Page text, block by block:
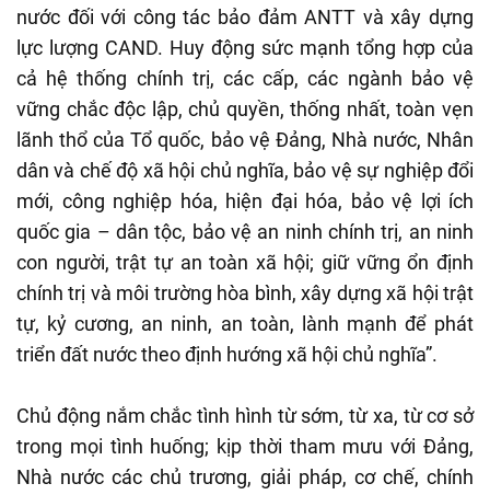
nước đối với công tác bảo đảm ANTT và xây dựng
lực lượng CAND. Huy động sức mạnh tổng hợp của
cả hệ thống chính trị, các cấp, các ngành bảo vệ
vững chắc độc lập, chủ quyền, thống nhất, toàn vẹn
lãnh thổ của Tổ quốc, bảo vệ Đảng, Nhà nước, Nhân
dân và chế độ xã hội chủ nghĩa, bảo vệ sự nghiệp đổi
mới, công nghiệp hóa, hiện đại hóa, bảo vệ lợi ích
quốc gia – dân tộc, bảo vệ an ninh chính trị, an ninh
con người, trật tự an toàn xã hội; giữ vững ổn định
chính trị và môi trường hòa bình, xây dựng xã hội trật
tự, kỷ cương, an ninh, an toàn, lành mạnh để phát
triển đất nước theo định hướng xã hội chủ nghĩa”.
Chủ động nắm chắc tình hình từ sớm, từ xa, từ cơ sở
trong mọi tình huống; kịp thời tham mưu với Đảng,
Nhà nước các chủ trương, giải pháp, cơ chế, chính